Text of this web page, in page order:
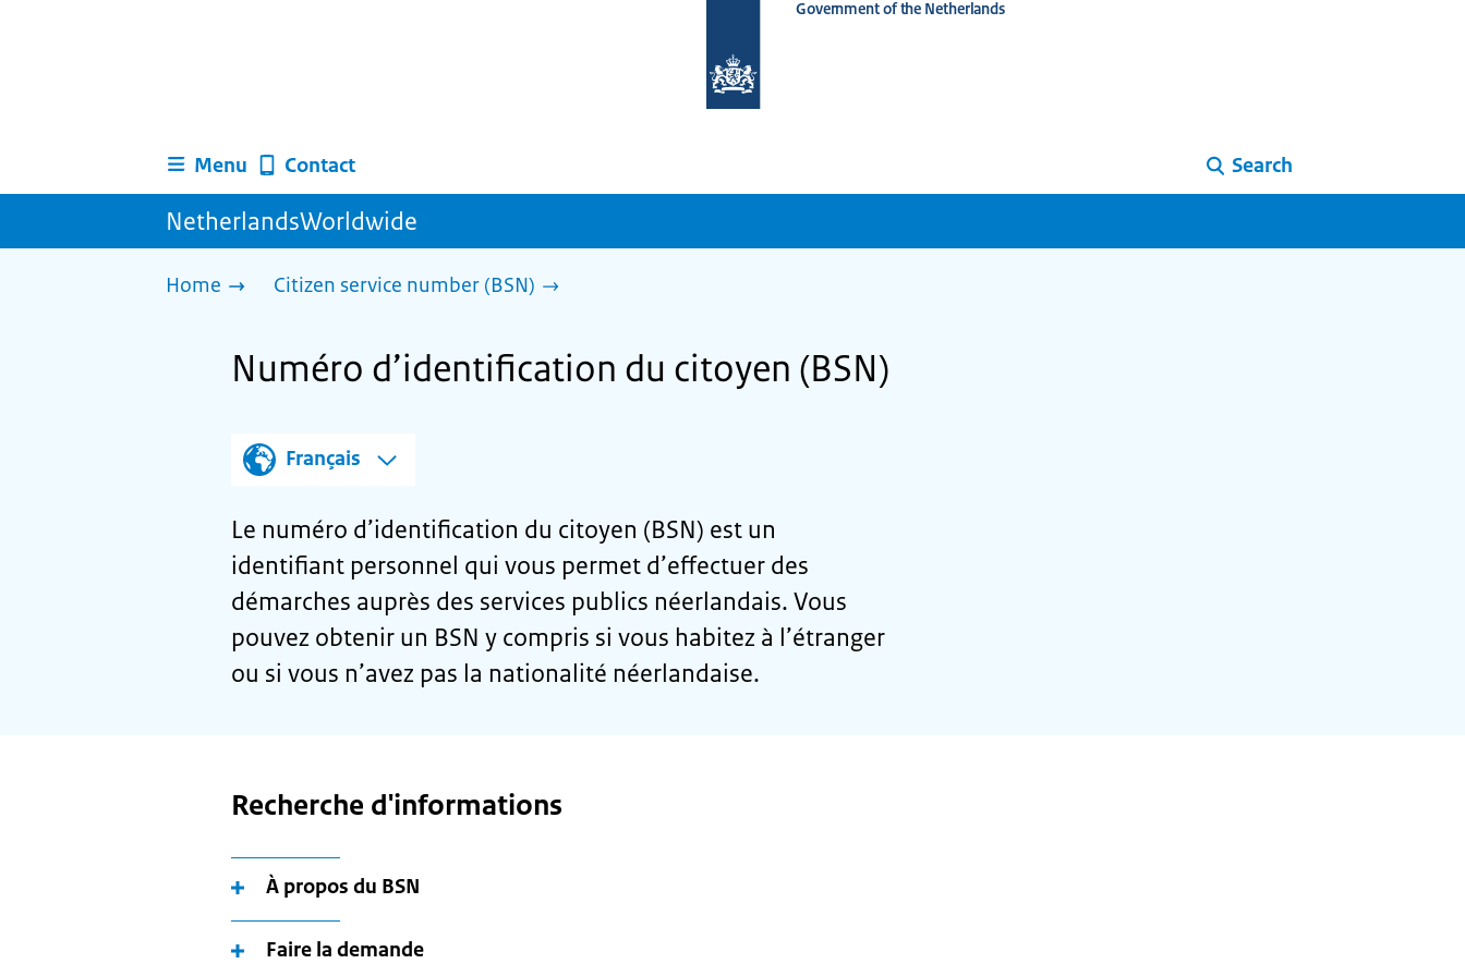
homepage
Government of the Netherlands
Menu Contact Search
NetherlandsWorldwide
Home Citizen service number (BSN)
Numéro d’identification du citoyen (BSN)
Français
Le numéro d’identification du citoyen (BSN) est un
identifiant personnel qui vous permet d’effectuer des
démarches auprès des services publics néerlandais. Vous
pouvez obtenir un BSN y compris si vous habitez à l’étranger
ou si vous n’avez pas la nationalité néerlandaise.
Recherche d'informations
À propos du BSN
Faire la demande